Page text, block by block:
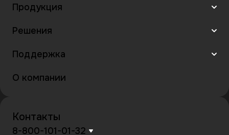
Продукция
Решения
Поддержка
О компании
Контакты
8-800-101-01-32